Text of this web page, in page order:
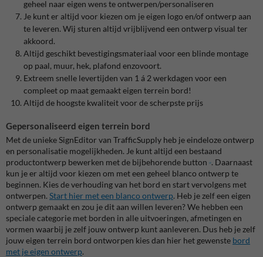
geheel naar eigen wens te ontwerpen/personaliseren
Je kunt er altijd voor kiezen om je eigen logo en/of ontwerp aan
te leveren. Wij sturen altijd vrijblijvend een ontwerp visual ter
akkoord.
Altijd geschikt bevestigingsmateriaal voor een blinde montage
op paal, muur, hek, plafond enzovoort.
Extreem snelle levertijden van 1 á 2 werkdagen voor een
compleet op maat gemaakt eigen terrein bord!
Altijd de hoogste kwaliteit voor de scherpste prijs
Gepersonaliseerd eigen terrein bord
Met de unieke SignEditor van TrafficSupply heb je eindeloze ontwerp
en personalisatie mogelijkheden. Je kunt altijd een bestaand
productontwerp bewerken met de bijbehorende button . Daarnaast
kun je er altijd voor kiezen om met een geheel blanco ontwerp te
beginnen. Kies de verhouding van het bord en start vervolgens met
ontwerpen. Start hier met een blanco ontwerp. Heb je zelf een eigen
ontwerp gemaakt en zou je dit aan willen leveren? We hebben een
speciale categorie met borden in alle uitvoeringen, afmetingen en
vormen waarbij je zelf jouw ontwerp kunt aanleveren. Dus heb je zelf
jouw eigen terrein bord ontworpen kies dan hier het gewenste bord
met je eigen ontwerp.